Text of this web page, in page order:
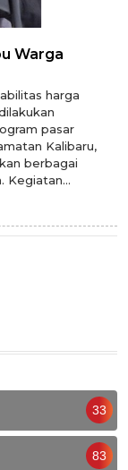
Warga
harga
pasar
Kalibaru,
berbagai
Kegiatan...
33
83